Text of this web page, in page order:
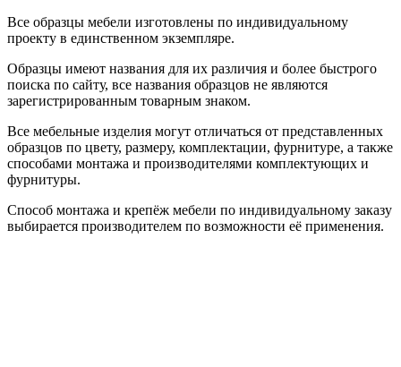
Все образцы мебели изготовлены по индивидуальному
проекту в единственном экземпляре.
Образцы имеют названия для их различия и более быстрого
поиска по сайту, все названия образцов не являются
зарегистрированным товарным знаком.
Все мебельные изделия могут отличаться от представленных
образцов по цвету, размеру, комплектации, фурнитуре, а также
способами монтажа и производителями комплектующих и
фурнитуры.
Способ монтажа и крепёж мебели по индивидуальному заказу
выбирается производителем по возможности её применения.